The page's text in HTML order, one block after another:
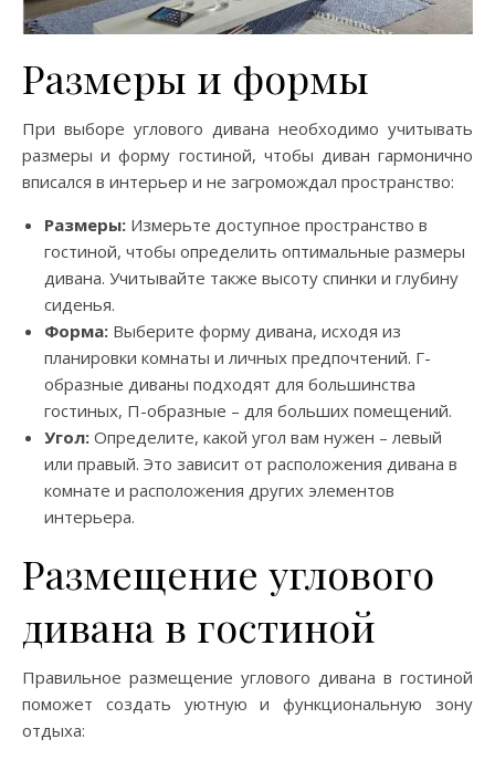
Размеры и формы
При выборе углового дивана необходимо учитывать
размеры и форму гостиной, чтобы диван гармонично
вписался в интерьер и не загромождал пространство:
Размеры: Измерьте доступное пространство в
гостиной, чтобы определить оптимальные размеры
дивана. Учитывайте также высоту спинки и глубину
сиденья.
Форма: Выберите форму дивана, исходя из
планировки комнаты и личных предпочтений. Г-
образные диваны подходят для большинства
гостиных, П-образные – для больших помещений.
Угол: Определите, какой угол вам нужен – левый
или правый. Это зависит от расположения дивана в
комнате и расположения других элементов
интерьера.
Размещение углового
дивана в гостиной
Правильное размещение углового дивана в гостиной
поможет создать уютную и функциональную зону
отдыха: